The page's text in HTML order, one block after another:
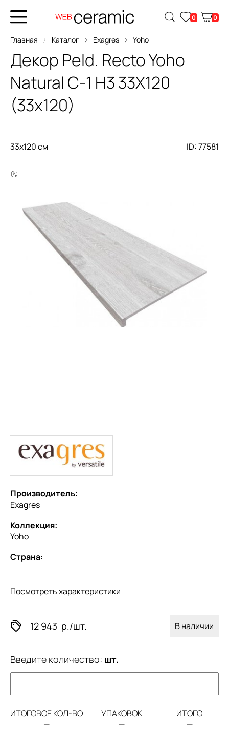
0 0
Главная Каталог Exagres Yoho
Декор Peld. Recto Yoho
Natural C-1 H3 33X120
(33x120)
33x120 см ID: 77581
Производитель:
Exagres
Коллекция:
Yoho
Страна:
Посмотреть характеристики
12 943 р./шт. В наличии
Введите количество: шт.
ИТОГОВОЕ КОЛ-ВО
—
УПАКОВОК
—
ИТОГО
—